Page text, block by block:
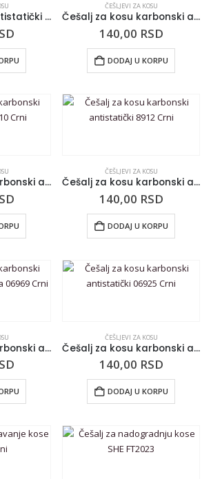
Češalj za kosu antistatički KIEPE Active Carbon 513 Crni
ČEŠLJEVI ZA KOSU
Češalj za kosu karbonski antistatički 06800 Crni
140,00 RSD
DODAJ U KORPU
Češalj za kosu karbonski antistatički 06910 Crni
ČEŠLJEVI ZA KOSU
Češalj za kosu karbonski antistatički 8912 Crni
140,00 RSD
DODAJ U KORPU
Češalj za kosu karbonski antistatički sa iglama 06969 Crni
ČEŠLJEVI ZA KOSU
Češalj za kosu karbonski antistatički 06925 Crni
140,00 RSD
DODAJ U KORPU